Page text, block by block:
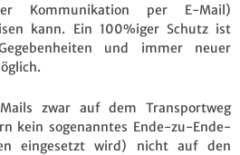
Kommunikation per E-Mail)
kann. Ein 100%iger Schutz ist
und immer neuer
zwar auf dem Transportweg
kein sogenanntes Ende-zu-Ende-
eingesetzt wird) nicht auf den